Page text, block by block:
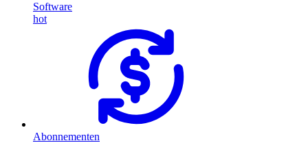
Software
hot
Abonnementen